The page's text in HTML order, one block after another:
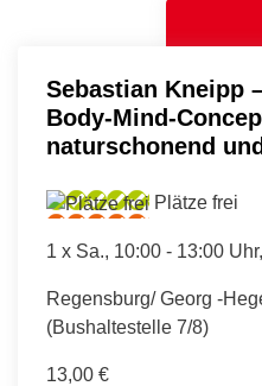
Sebastian Kneipp
Body-Mind-
naturschonend
Plätze frei
1 x Sa., 10:00 - 13:00
Regensburg/ Georg -
(Bushaltestelle 7/8)
13,00 €